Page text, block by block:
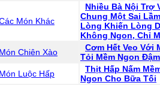
Món Khác
Nhiều Bà Nội Trợ
Chung Một Sai
Lòng Khiến Lòng
Không Ngon, Chỉ
Món Chiên Xào
Cơm Hết Veo Với
Tỏi Mềm Ngon
Món Luộc Hấp
Thịt Hấp Nấm
Ngon Cho Bữa Tối